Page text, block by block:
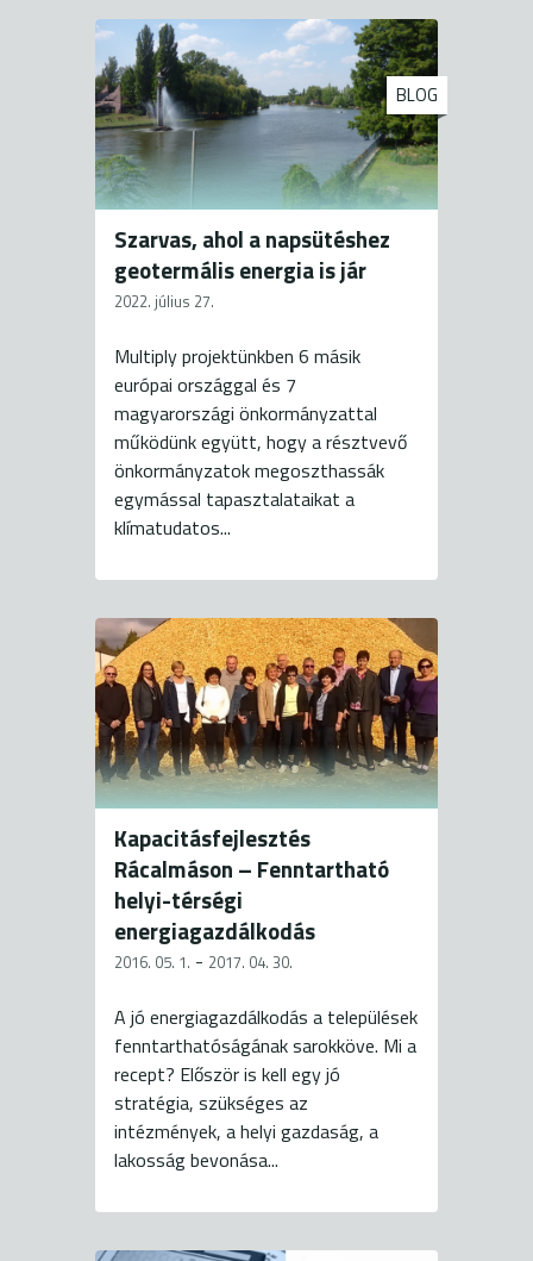
BLOG
Szarvas, ahol a napsütéshez
geotermális energia is jár
2022. július 27.
Multiply projektünkben 6 másik
európai országgal és 7
magyarországi önkormányzattal
működünk együtt, hogy a résztvevő
önkormányzatok megoszthassák
egymással tapasztalataikat a
klímatudatos...
Kapacitásfejlesztés
Rácalmáson – Fenntartható
helyi-térségi
energiagazdálkodás
2016. 05. 1. - 2017. 04. 30.
A jó energiagazdálkodás a települések
fenntarthatóságának sarokköve. Mi a
recept? Először is kell egy jó
stratégia, szükséges az
intézmények, a helyi gazdaság, a
lakosság bevonása...